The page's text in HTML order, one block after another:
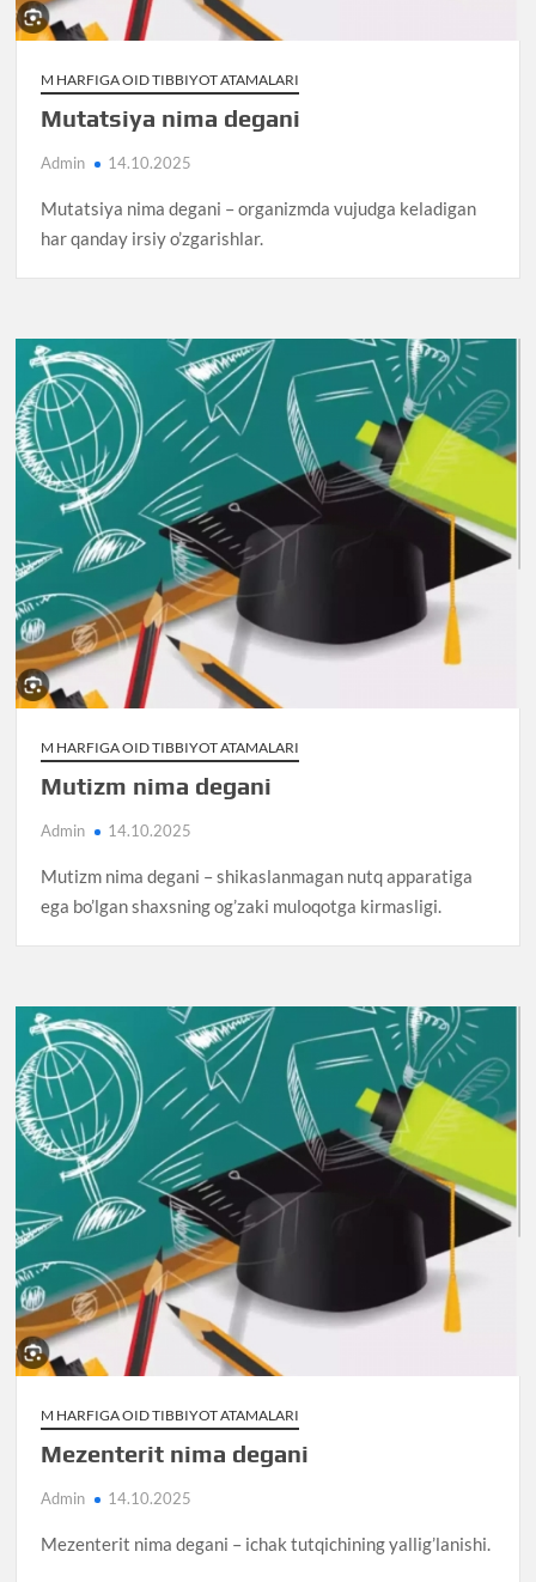
M HARFIGA OID TIBBIYOT ATAMALARI
Mutatsiya nima degani
Admin 14.10.2025
Mutatsiya nima degani – organizmda vujudga keladigan
har qanday irsiy o’zgarishlar.
M HARFIGA OID TIBBIYOT ATAMALARI
Mutizm nima degani
Admin 14.10.2025
Mutizm nima degani – shikaslanmagan nutq apparatiga
ega bo’lgan shaxsning og’zaki muloqotga kirmasligi.
M HARFIGA OID TIBBIYOT ATAMALARI
Mezenterit nima degani
Admin 14.10.2025
Mezenterit nima degani – ichak tutqichining yallig’lanishi.